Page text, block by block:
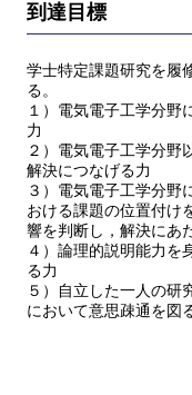
到達目標
学士特定課題研究を履
る。
１）電気電子工学分野
力
２）電気電子工学分野
解決につなげる力
３）電気電子工学分野
おける課題の位置付け
響を判断し，解決にあ
４）論理的説明能力を
る力
５）自立した一人の研
において意思疎通を図